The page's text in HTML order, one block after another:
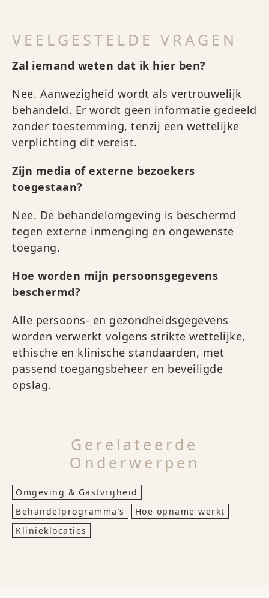
VEELGESTELDE VRAGEN
Zal iemand weten dat ik hier ben?
Nee. Aanwezigheid wordt als vertrouwelijk
behandeld. Er wordt geen informatie gedeeld
zonder toestemming, tenzij een wettelijke
verplichting dit vereist.
Zijn media of externe bezoekers
toegestaan?
Nee. De behandelomgeving is beschermd
tegen externe inmenging en ongewenste
toegang.
Hoe worden mijn persoonsgegevens
beschermd?
Alle persoons- en gezondheidsgegevens
worden verwerkt volgens strikte wettelijke,
ethische en klinische standaarden, met
passend toegangsbeheer en beveiligde
opslag.
Gerelateerde
Onderwerpen
Omgeving & Gastvrijheid
Behandelprogramma’s
Hoe opname werkt
Klinieklocaties